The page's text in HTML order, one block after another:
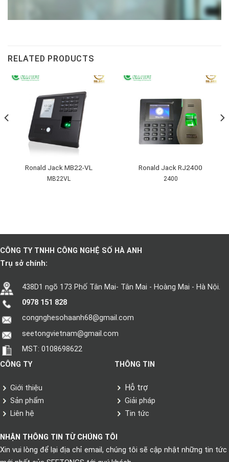
RELATED PRODUCTS
Ronald Jack MB22-VL
MB22VL
Ronald Jack RJ2400
2400
CÔNG TY TNHH CÔNG NGHỆ SỐ HÀ ANH
Trụ sở chính:
438D1 ngõ 173 Phố Tân Mai- Tân Mai - Hoàng Mai - Hà Nội.
0978 151 828
congnghesohaanh68@gmail.com
seetongvietnam@gmail.com
MST: 0108698622
CÔNG TY
Giới thiệu
Sản phẩm
Liên hệ
THÔNG TIN
Hỗ trợ
Giải pháp
Tin tức
NHẬN THÔNG TIN TỪ CHÚNG TÔI
Xin vui lòng để lại địa chỉ email, chúng tôi sẽ cập nhật những tin tức